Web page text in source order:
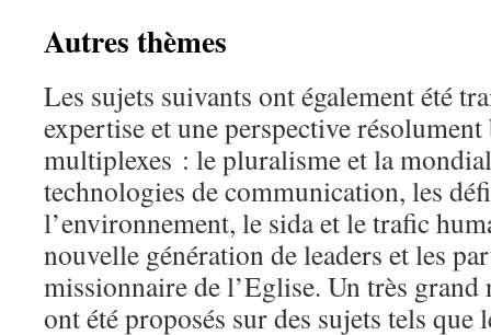
Autres thèmes
Les sujets suivants ont également été
expertise et une perspective
multiplexes : le pluralisme et la
technologies de communication, les
l’environnement, le sida et le trafic
nouvelle génération de leaders et les
missionnaire de l’Eglise. Un très grand
ont été proposés sur des sujets tels